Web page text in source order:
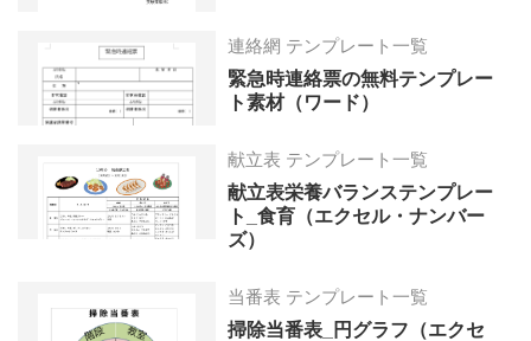
連絡網 テンプレート一覧
緊急時連絡票の無料テンプレー
ト素材（ワード）
献立表 テンプレート一覧
献立表栄養バランステンプレー
ト_食育（エクセル・ナンバー
ズ）
当番表 テンプレート一覧
掃除当番表_円グラフ（エクセ